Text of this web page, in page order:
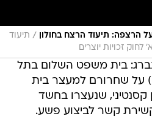
הרצפה: תיעוד הרצח בחולון / תיעוד
בית משפט השלום בתל
על שחרורם למעצר בית
קסנטיני, שנעצרו בחשד
קשר לביצוע פשע.